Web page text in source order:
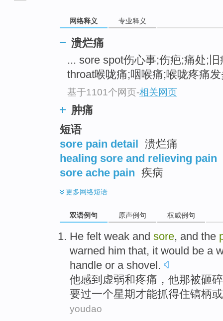
网络释义 专业释义
溃烂痛
... sore spot伤心事;伤疤;痛处;
throat喉咙痛;咽喉痛;喉咙疼痛
基于1101个网页-相关网页
肿痛
短语
sore pain detail 溃烂痛
healing sore and relieving pain
sore ache pain 疾病
更多网络短语
双语例句 原声例句 权威例句
He felt weak and sore, and the
warned him that, it would be a
handle or a shovel.
他感到 虚弱和疼痛 ， 他那被砸碎
要过一个星期才能抓得住镐柄或
youdao